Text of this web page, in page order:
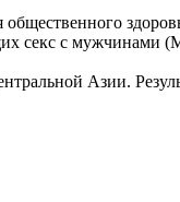
секс с мужчинами
Азии.